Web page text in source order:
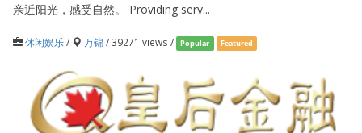
亲近阳光，感受自然。 Providing serv...
休闲娱乐/ 万锦/ 39271 views / Popular Featured